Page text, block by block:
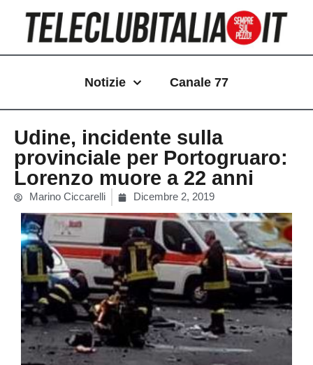
contenuto
Notizie Canale 77
Udine, incidente sulla
provinciale per Portogruaro:
Lorenzo muore a 22 anni
Marino Ciccarelli Dicembre 2, 2019